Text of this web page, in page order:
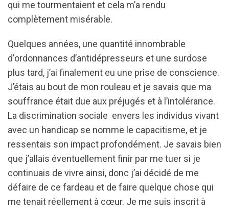
qui me tourmentaient et cela m’a rendu
complètement misérable.
Quelques années, une quantité innombrable
d'ordonnances d’antidépresseurs et une surdose
plus tard, j’ai finalement eu une prise de conscience.
J’étais au bout de mon rouleau et je savais que ma
souffrance était due aux préjugés et à l’intolérance.
La discrimination sociale envers les individus vivant
avec un handicap se nomme le capacitisme, et je
ressentais son impact profondément. Je savais bien
que j’allais éventuellement finir par me tuer si je
continuais de vivre ainsi, donc j’ai décidé de me
défaire de ce fardeau et de faire quelque chose qui
me tenait réellement à cœur. Je me suis inscrit à